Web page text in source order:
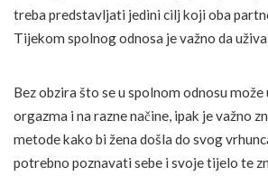
treba predstavljati jedini cilj koji oba
Tijekom spolnog odnosa je važno da
Bez obzira što se u spolnom odnosu može
orgazma i na razne načine, ipak je važno
metode kako bi žena došla do svog
potrebno poznavati sebe i svoje tijelo te